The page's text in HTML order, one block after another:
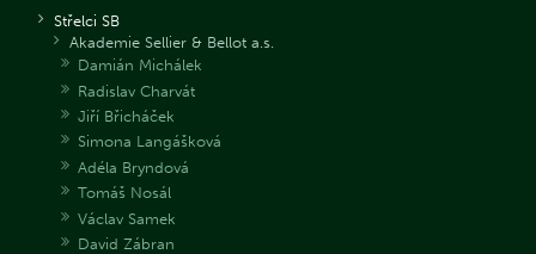
Střelci SB
Akademie Sellier & Bellot a.s.
Damián Michálek
Radislav Charvát
Jiří Břicháček
Simona Langášková
Adéla Bryndová
Tomáš Nosál
Václav Samek
David Zábran